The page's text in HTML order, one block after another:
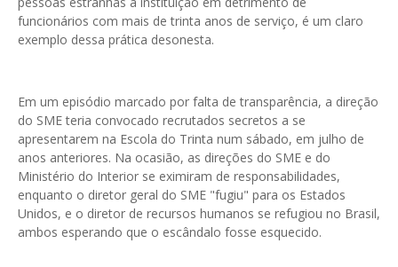
funcionários com mais de trinta anos de serviço, é um claro
exemplo dessa prática desonesta.
Em um episódio marcado por falta de transparência, a direção
do SME teria convocado recrutados secretos a se
apresentarem na Escola do Trinta num sábado, em julho de
anos anteriores. Na ocasião, as direções do SME e do
Ministério do Interior se eximiram de responsabilidades,
enquanto o diretor geral do SME "fugiu" para os Estados
Unidos, e o diretor de recursos humanos se refugiou no Brasil,
ambos esperando que o escândalo fosse esquecido.